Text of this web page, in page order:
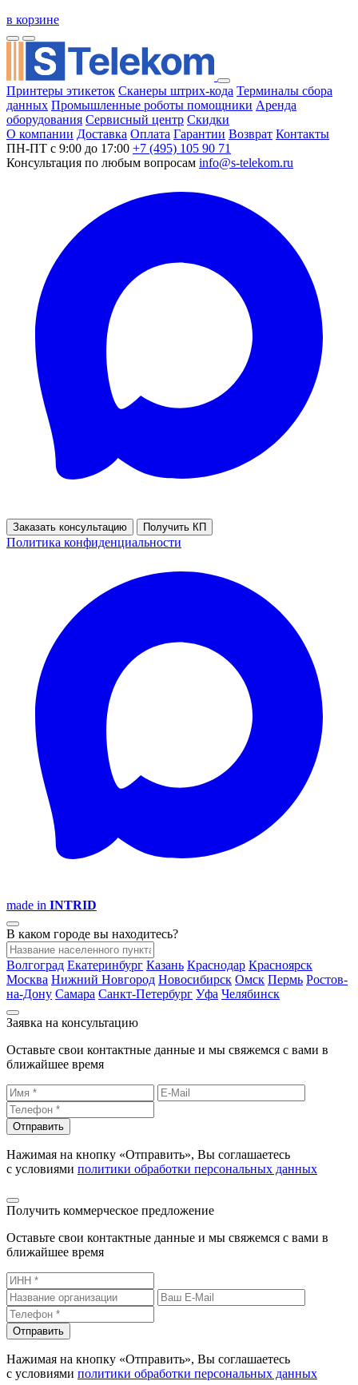
в корзине
Принтеры этикеток Сканеры штрих-кода Терминалы сбора
данных Промышленные роботы помощники Аренда
оборудования Сервисный центр Скидки
О компании Доставка Оплата Гарантии Возврат Контакты
ПН-ПТ с 9:00 до 17:00 +7 (495) 105 90 71
Консультация по любым вопросам info@s-telekom.ru
Заказать консультацию Получить КП
Политика конфиденциальности
made in INTRID
В каком городе вы находитесь?
Волгоград Екатеринбург Казань Краснодар Красноярск
Москва Нижний Новгород Новосибирск Омск Пермь Ростов-
на-Дону Самара Санкт-Петербург Уфа Челябинск
Заявка на консультацию
Оставьте свои контактные данные и мы свяжемся с вами в
ближайшее время
Отправить
Нажимая на кнопку «Отправить», Вы соглашаетесь
с условиями политики обработки персональных данных
Получить коммерческое предложение
Оставьте свои контактные данные и мы свяжемся с вами в
ближайшее время
Отправить
Нажимая на кнопку «Отправить», Вы соглашаетесь
с условиями политики обработки персональных данных